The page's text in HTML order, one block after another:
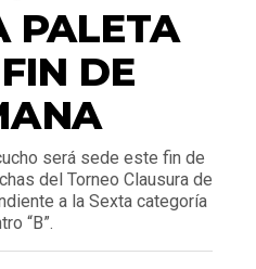
PALETA
DE
será sede este fin de
del Torneo Clausura de
a la Sexta categoría
“B”.